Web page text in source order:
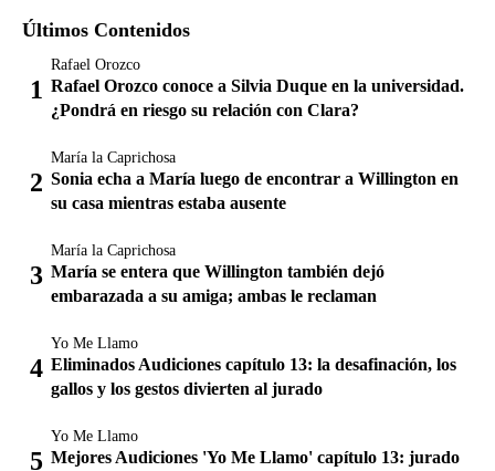
Últimos Contenidos
Rafael Orozco
Rafael Orozco conoce a Silvia Duque en la universidad.
¿Pondrá en riesgo su relación con Clara?
María la Caprichosa
Sonia echa a María luego de encontrar a Willington en
su casa mientras estaba ausente
María la Caprichosa
María se entera que Willington también dejó
embarazada a su amiga; ambas le reclaman
Yo Me Llamo
Eliminados Audiciones capítulo 13: la desafinación, los
gallos y los gestos divierten al jurado
Yo Me Llamo
Mejores Audiciones 'Yo Me Llamo' capítulo 13: jurado